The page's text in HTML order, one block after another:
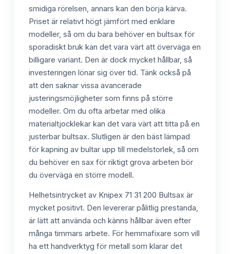
smidiga rörelsen, annars kan den börja kärva.
Priset är relativt högt jämfört med enklare
modeller, så om du bara behöver en bultsax för
sporadiskt bruk kan det vara värt att överväga en
billigare variant. Den är dock mycket hållbar, så
investeringen lönar sig över tid. Tänk också på
att den saknar vissa avancerade
justeringsmöjligheter som finns på större
modeller. Om du ofta arbetar med olika
materialtjocklekar kan det vara värt att titta på en
justerbar bultsax. Slutligen är den bäst lämpad
för kapning av bultar upp till medelstorlek, så om
du behöver en sax för riktigt grova arbeten bör
du överväga en större modell.
Helhetsintrycket av Knipex 71 31 200 Bultsax är
mycket positivt. Den levererar pålitlig prestanda,
är lätt att använda och känns hållbar även efter
många timmars arbete. För hemmafixare som vill
ha ett handverktyg för metall som klarar det